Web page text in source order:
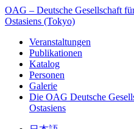
OAG – Deutsche Gesellschaft
Ostasiens (Tokyo)
Veranstaltungen
Publikationen
Katalog
Personen
Galerie
Die OAG Deutsche
Ostasiens